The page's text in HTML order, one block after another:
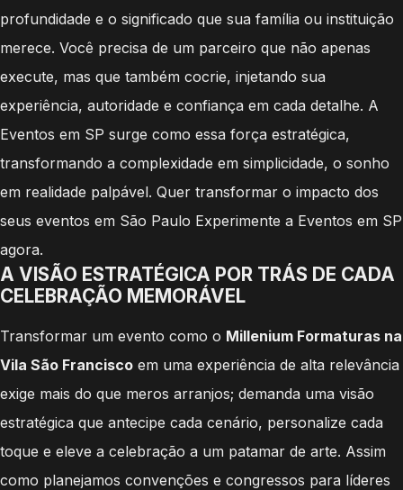
profundidade e o significado que sua família ou instituição
merece. Você precisa de um parceiro que não apenas
execute, mas que também cocrie, injetando sua
experiência, autoridade e confiança em cada detalhe. A
Eventos em SP surge como essa força estratégica,
transformando a complexidade em simplicidade, o sonho
em realidade palpável. Quer transformar o impacto dos
seus eventos em São Paulo Experimente a Eventos em SP
agora.
A VISÃO ESTRATÉGICA POR TRÁS DE CADA
CELEBRAÇÃO MEMORÁVEL
Transformar um evento como o Millenium Formaturas na
Vila São Francisco em uma experiência de alta relevância
exige mais do que meros arranjos; demanda uma visão
estratégica que antecipe cada cenário, personalize cada
toque e eleve a celebração a um patamar de arte. Assim
como planejamos convenções e congressos para líderes